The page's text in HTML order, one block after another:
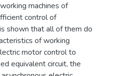
machines of
control of
shown that all of them do
of working
motor control to
equivalent circuit, the